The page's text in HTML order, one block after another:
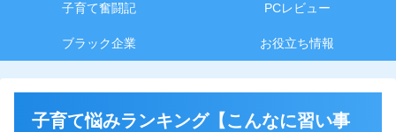
子育て奮闘記 PCレビュー
ブラック企業 お役立ち情報
子育て悩みランキング【こんなに習い事